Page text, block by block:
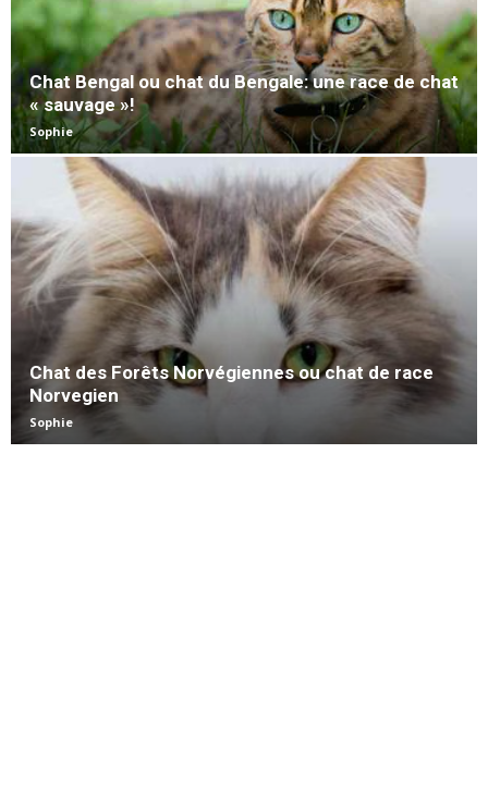
Chat Bengal ou chat du Bengale: une race de chat
« sauvage »!
Sophie
Chat des Forêts Norvégiennes ou chat de race
Norvegien
Sophie